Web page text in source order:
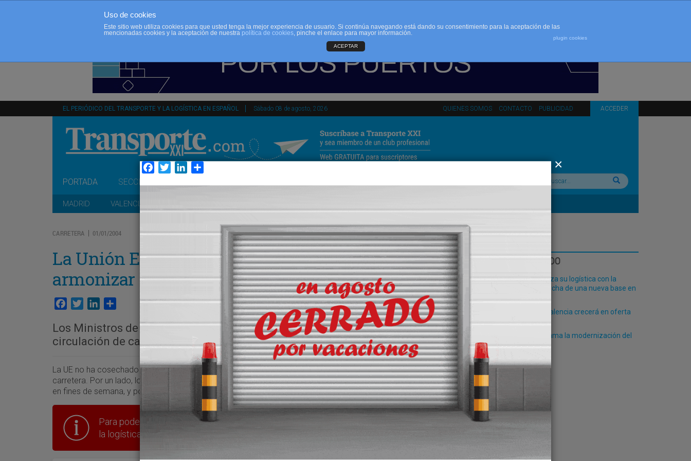
QUIENES SOMOS CONTACTO PUBLICIDAD ACCEDER
EL PERIÓDICO DEL TRANSPORTE Y LA LOGÍSTICA EN ESPAÑOL Sábado 08 de agosto, 2026
PORTADA SECCIONES
MADRID VALENCIA
CARRETERA 01/01/2004
La Unión Europea fracasa en sus intentos de
armonizar la carretera
Facebook
TwitterLinkedInCompartir
Los Ministros de Transporte no se ponen de acuerdo sobre las prohibiciones de
circulación de camiones en fines de semana
La UE no ha cosechado sino fracasos o grandes dudas en sus últimas iniciativas de armonización del transporte por
carretera. Por un lado, los Ministros de Transporte no han alcanzado un acuerdo sobre las prohibiciones de circulación
en fines de semana, y por otro, el acuerdo sobre los peajes electrónicos suscita muchas preguntas.
Para poder seguir leyendo hay que estar suscrito a Transporte XXI, el periódico del transporte y
la logística en España.
LO MÁS LEÍDO
Fribasa refuerza su logística con la
puesta en marcha de una nueva base en
El Puerto de Valencia crecerá en oferta
Algeciras reclama la modernización del
PCF
Uso de cookies
Este sitio web utiliza cookies para que usted tenga la mejor experiencia de usuario. Si continúa navegando está dando su consentimiento para la aceptación de las
mencionadas cookies y la aceptación de nuestra política de cookies, pinche el enlace para mayor información.
plugin cookies
ACEPTAR
Facebook
TwitterLinkedIn